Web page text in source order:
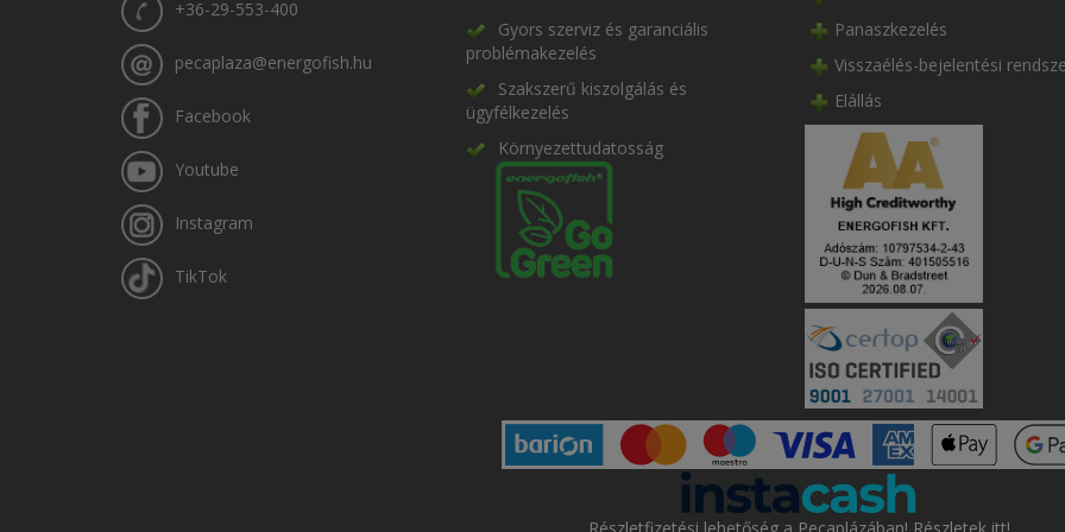
+36-29-553-400
pecaplaza@energofish.hu
Facebook
Youtube
Instagram
TikTok
Gyors szerviz és garanciális
problémakezelés
Szakszerű kiszolgálás és
ügyfélkezelés
Környezettudatosság
Panaszkezelés
Visszaélés-bejelentési
Elállás